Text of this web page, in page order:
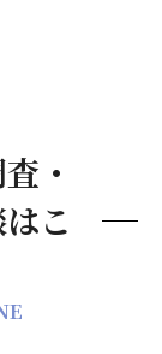
すく早期
まで一貫
・
こ